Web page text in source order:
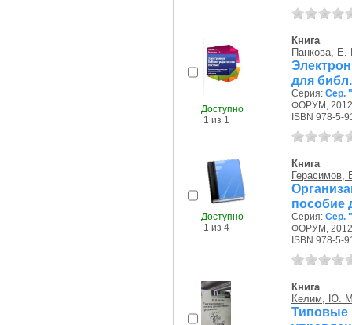
Доступно
1 из 1
Книга
Панкова, Е.
для
Серия: Сер.
ФОРУМ, 2012
ISBN 978-5-
Доступно
1 из 4
Книга
Герасимов,
пособие
Серия: Сер.
ФОРУМ, 2012
ISBN 978-5-
Книга
Келим, Ю.